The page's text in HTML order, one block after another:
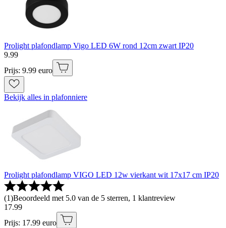
Prolight plafondlamp Vigo LED 6W rond 12cm zwart IP20
9.99
Prijs: 9.99 euro
Bekijk alles in plafonniere
Prolight plafondlamp VIGO LED 12w vierkant wit 17x17 cm IP20
(1)Beoordeeld met 5.0 van de 5 sterren, 1 klantreview
17.99
Prijs: 17.99 euro